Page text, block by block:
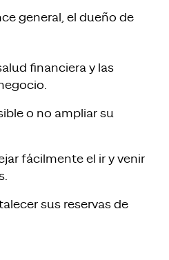
general, el dueño de
financiera y las
o no ampliar su
fácilmente el ir y venir
sus reservas de